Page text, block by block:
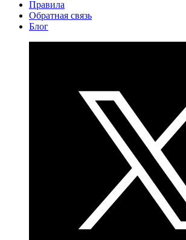
Правила
Обратная связь
Блог